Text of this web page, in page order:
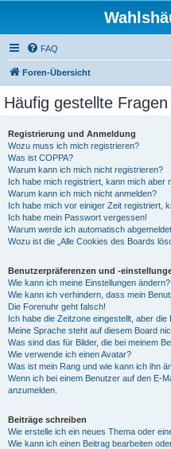
FAQ
Foren-Übersicht
Häufig gestellte Fragen
Registrierung und Anmeldung
Wozu muss ich mich registrieren?
Was ist COPPA?
Warum kann ich mich nicht registrieren?
Ich habe mich registriert, kann mich aber
Warum kann ich mich nicht anmelden?
Ich habe mich vor einiger Zeit registriert,
Ich habe mein Passwort vergessen!
Warum werde ich automatisch
Wozu ist die „Alle Cookies des Boards
Benutzerpräferenzen und -
Wie kann ich meine Einstellungen ändern?
Wie kann ich verhindern, dass mein
Die Forenuhr geht falsch!
Ich habe die Zeitzone eingestellt, aber
Meine Sprache steht auf diesem Board
Was sind das für Bilder, die bei meinem
Wie verwende ich einen Avatar?
Was ist mein Rang und wie kann ich ihn
Wenn ich bei einem Benutzer auf den E-
anzumelden.
Beiträge schreiben
Wie erstelle ich ein neues Thema oder
Wie kann ich einen Beitrag bearbeiten